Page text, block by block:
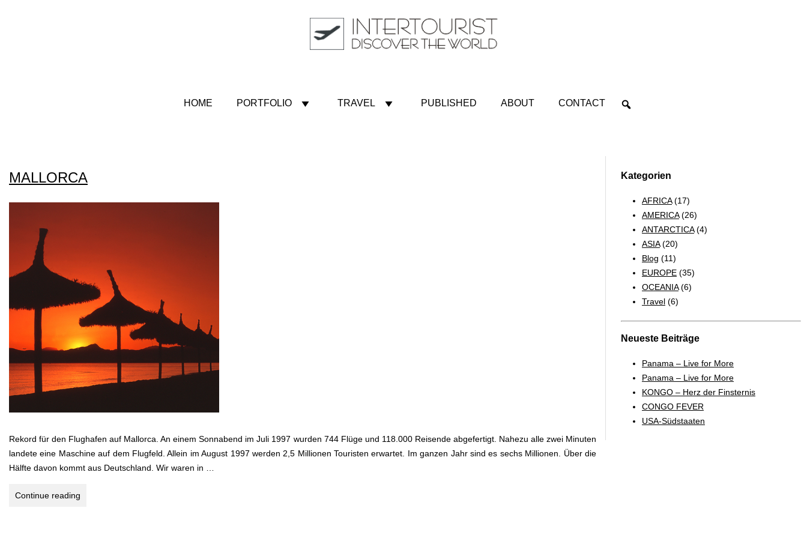
HOME PORTFOLIO TRAVEL PUBLISHED ABOUT CONTACT
MALLORCA
Rekord für den Flughafen auf Mallorca. An einem Sonnabend im Juli 1997 wurden 744 Flüge und 118.000 Reisende abgefertigt. Nahezu alle zwei Minuten
landete eine Maschine auf dem Flugfeld. Allein im August 1997 werden 2,5 Millionen Touristen erwartet. Im ganzen Jahr sind es sechs Millionen. Über die
Hälfte davon kommt aus Deutschland. Wir waren in …
Continue reading
Kategorien
AFRICA(17)
AMERICA(26)
ANTARCTICA(4)
ASIA(20)
Blog (11)
EUROPE (35)
OCEANIA(6)
Travel (6)
Neueste Beiträge
Panama – Live for More
Panama – Live for More
KONGO – Herz der Finsternis
CONGO FEVER
USA-Südstaaten